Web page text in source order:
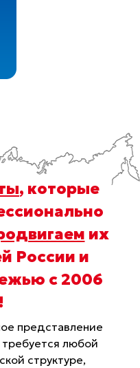
, которые
их
России и
с 2006
!
представление
любой
структуре,